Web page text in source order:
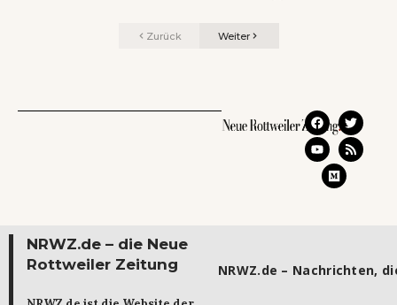
Zurück Weiter
NRWZ.de – die Neue
Rottweiler Zeitung
NRWZ.de – Nachrichten,